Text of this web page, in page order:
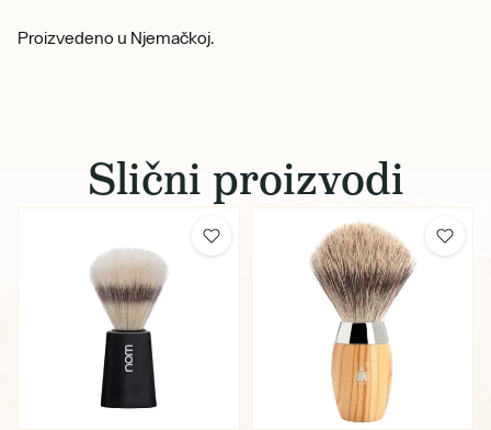
Proizvedeno u Njemačkoj.
Slični proizvodi